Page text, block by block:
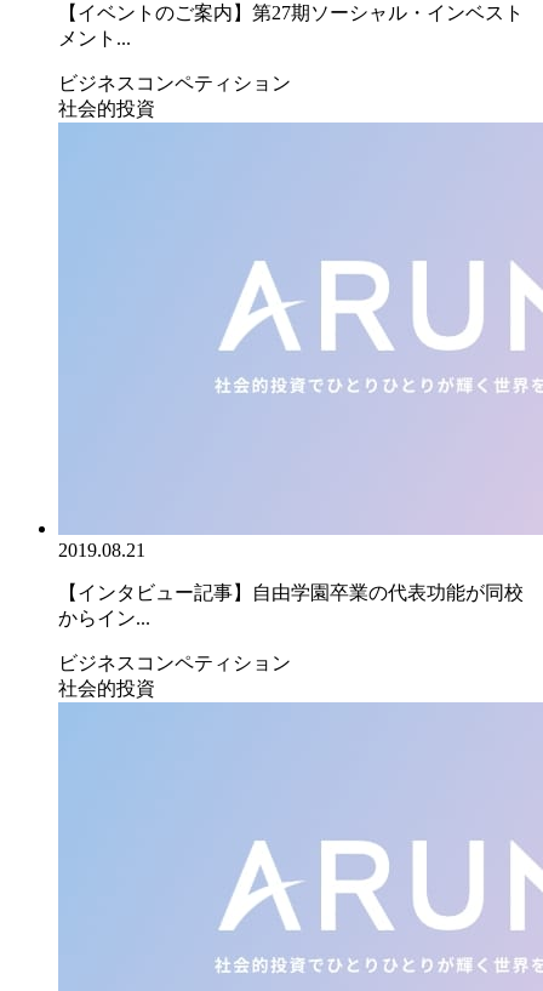
【イベントのご案内】第27期ソーシャル・インベスト
メント...
ビジネスコンペティション
社会的投資
2019.08.21
【インタビュー記事】自由学園卒業の代表功能が同校
からイン...
ビジネスコンペティション
社会的投資